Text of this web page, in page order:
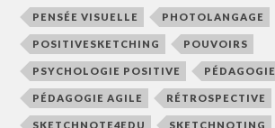
PENSÉE VISUELLE PHOTOLANGAGE
POSITIVESKETCHING POUVOIRS
PSYCHOLOGIE POSITIVE PÉDAGOGIE
PÉDAGOGIE AGILE RÉTROSPECTIVE
SKETCHNOTE4EDU SKETCHNOTING